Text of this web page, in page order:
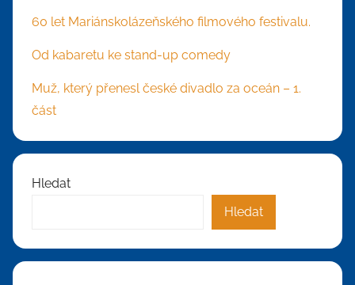
60 let Mariánskolázeňského filmového festivalu.
Od kabaretu ke stand-up comedy
Muž, který přenesl české divadlo za oceán – 1.
část
Hledat
Hledat